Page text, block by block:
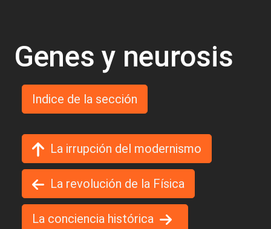
Genes y neurosis
Indice de la sección
La irrupción del modernismo
La revolución de la Física
La conciencia histórica